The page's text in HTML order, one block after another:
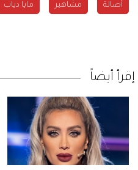
مشاهير مايا دياب
إقرأ أيضاً